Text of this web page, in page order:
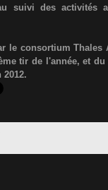
suivi des activités
le consortiumThales
tir de l'année, et
2012.